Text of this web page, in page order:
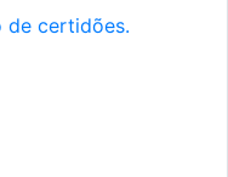
de certidões.